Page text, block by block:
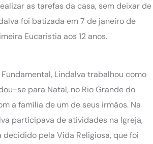
as tarefas da casa, sem deixar de
foi batizada em 7 de janeiro de
Eucaristia aos 12 anos.
Lindalva trabalhou como
se para Natal, no Rio Grande do
a família de um de seus irmãos. Na
participava de atividades na Igreja,
decidido pela Vida Religiosa, que foi